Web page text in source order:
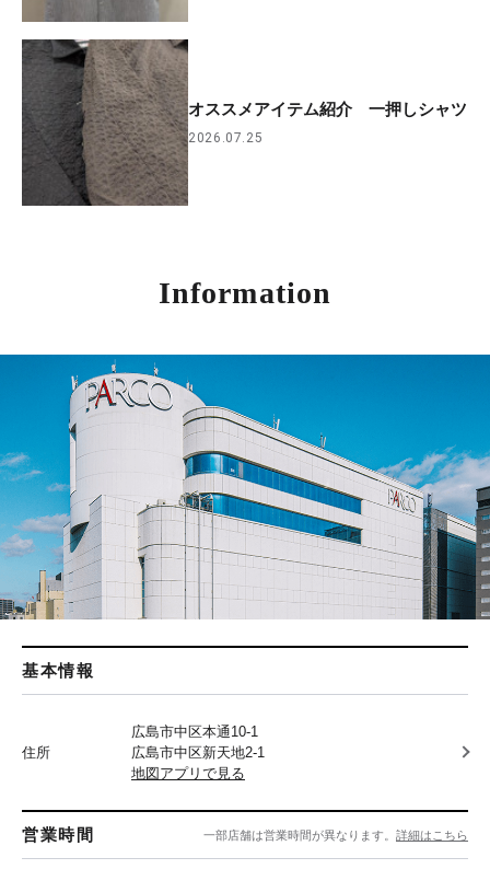
オススメアイテム紹介 一押しシャツ
2026.07.25
Information
基本情報
住所
広島市中区本通10-1
広島市中区新天地2-1
地図アプリで見る
営業時間 一部店舗は営業時間が異なります。 詳細はこちら